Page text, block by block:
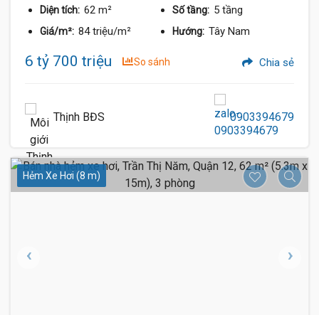
Diện tích: 62 m² Số tầng: 5 tầng
Giá/m²: 84 triệu/m² Hướng: Tây Nam
6 tỷ 700 triệu So sánh Chia sẻ
Thịnh BĐS 0903394679
Hẻm Xe Hơi (8 m)